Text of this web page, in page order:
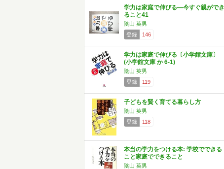
学力は家庭で伸びる―今すぐ親ができ
ること41
陰山 英男
登録
146
学力は家庭で伸びる〔小学館文庫〕
(小学館文庫 か 6-1)
陰山 英男
登録
119
子どもを賢く育てる暮らし方
陰山 英男
登録
118
本当の学力をつける本: 学校でできる
こと家庭でできること
陰山 英男